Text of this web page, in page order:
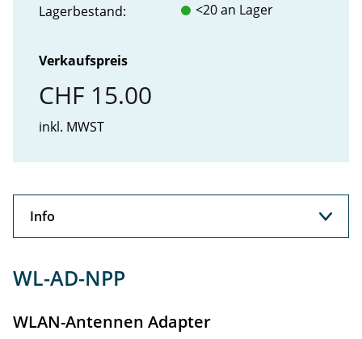
Lager­bestand:
<20 an Lager
Verkaufspreis
CHF 15.00
inkl. MWST
Info
WL-AD-NPP
WLAN-Antennen Adapter